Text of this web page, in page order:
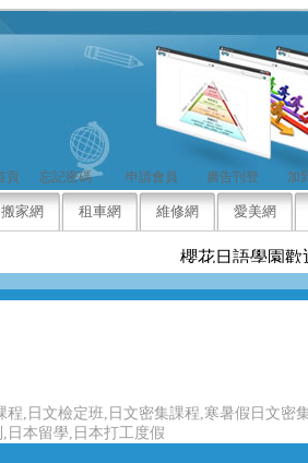
頁 忘記密碼 申請會員 廣告刊登 加
搬家網 租車網 維修網 愛美網
櫻花日語學園歡迎
,日文檢定班,日文密集課程,寒暑假日文密
日本留學,日本打工度假